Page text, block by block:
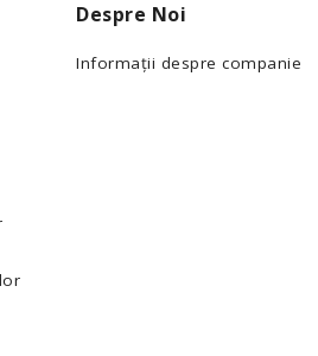
Despre Noi
Informații despre companie